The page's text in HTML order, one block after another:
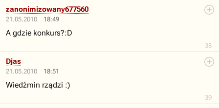
21.05.2010 18:49
38
zanonimizowany677560
A gdzie konkurs?:D
21.05.2010 18:51
39
Djas
Wiedźmin rządzi :)